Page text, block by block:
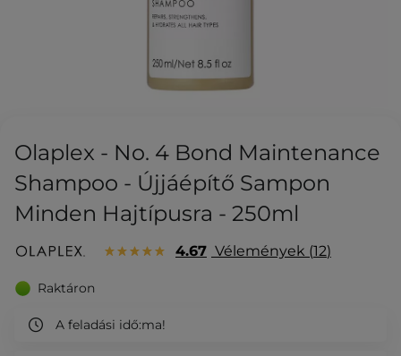
Olaplex - No. 4 Bond Maintenance
Shampoo - Újjáépítő Sampon
Minden Hajtípusra - 250ml
4.67 Vélemények 12
Raktáron
A feladási idő:ma!